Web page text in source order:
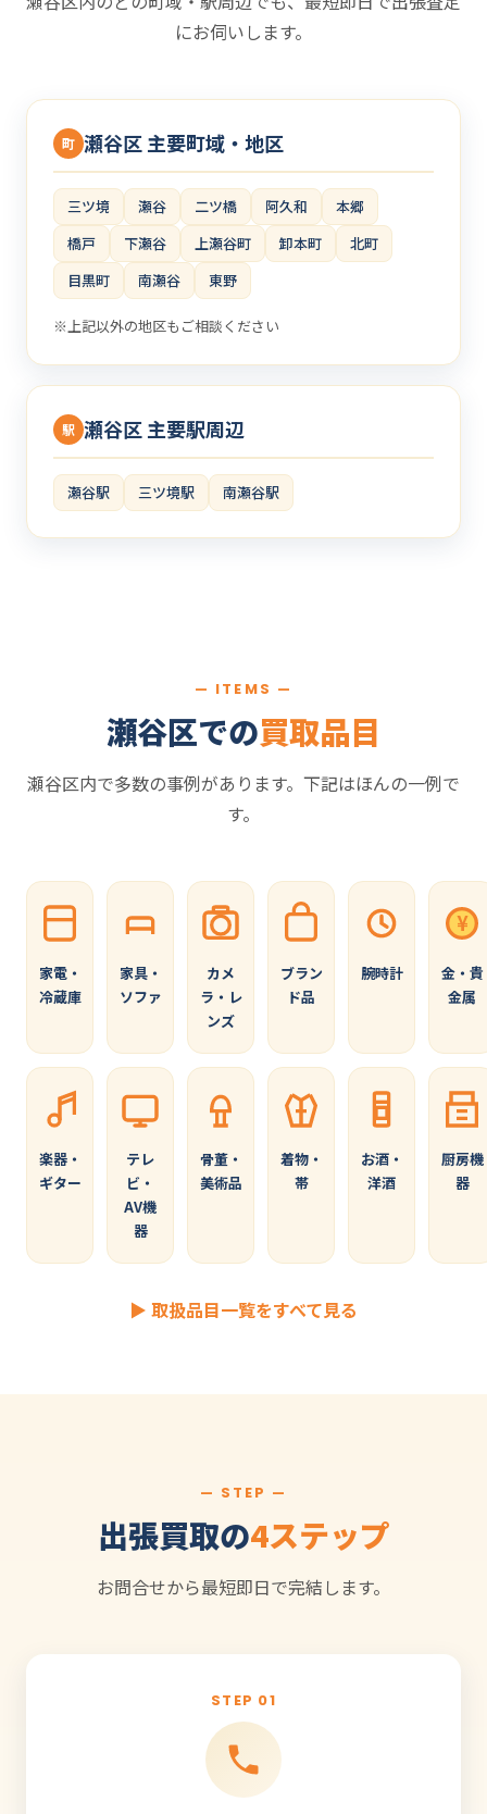
にお伺いします。
町 瀬谷区 主要町域・地区
三ツ境 瀬谷 二ツ橋 阿久和
本郷
橋戸
下瀬谷 上瀬谷町 卸本町
北町
目黒町
南瀬谷 東野
※上記以外の地区もご相談ください
駅 瀬谷区 主要駅周辺
瀬谷駅 三ツ境駅 南瀬谷駅
— ITEMS —
瀬谷区での買取品目
瀬谷区内で多数の事例があります。下記はほんの一例で
す。
家電・
冷蔵庫
家具・
ソファ
カメ
ラ・レ
ンズ
ブラン
ド品
腕時計
¥
金・貴
金属
楽器・
ギター
テレ
ビ・
AV機
器
骨董・
美術品
着物・
帯
お酒・
洋酒
厨房機
器
▶ 取扱品目一覧をすべて見る
— STEP —
出張買取の4ステップ
お問合せから最短即日で完結します。
STEP 01